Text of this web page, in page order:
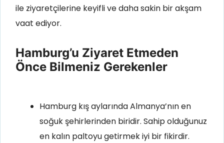
ile ziyaretçilerine keyifli ve daha sakin bir akşam
vaat ediyor.
Hamburg’u Ziyaret Etmeden
Önce Bilmeniz Gerekenler
Hamburg kış aylarında Almanya’nın en
soğuk şehirlerinden biridir. Sahip olduğunuz
en kalın paltoyu getirmek iyi bir fikirdir.